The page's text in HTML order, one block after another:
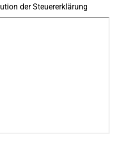
der Steuererklärung